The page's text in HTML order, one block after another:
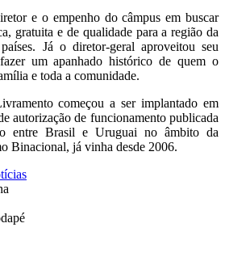
e o empenho do câmpus em buscar
gratuita e de qualidade para a região da
Já o diretor-geral aproveitou seu
um apanhado histórico de quem o
e toda a comunidade.
começou a ser implantado em
autorização de funcionamento publicada
entre Brasil e Uruguai no âmbito da
Binacional, já vinha desde 2006.